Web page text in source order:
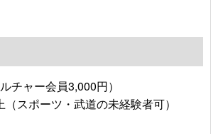
チャー会員3,000円）
スポーツ・武道の未経験者可）